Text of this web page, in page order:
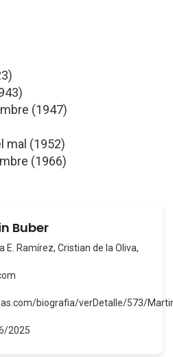
(1947)
mal (1952)
(1966)
Buber
E. Ramírez, Cristian de la Oliva,
biografia/verDetalle/573/
2025